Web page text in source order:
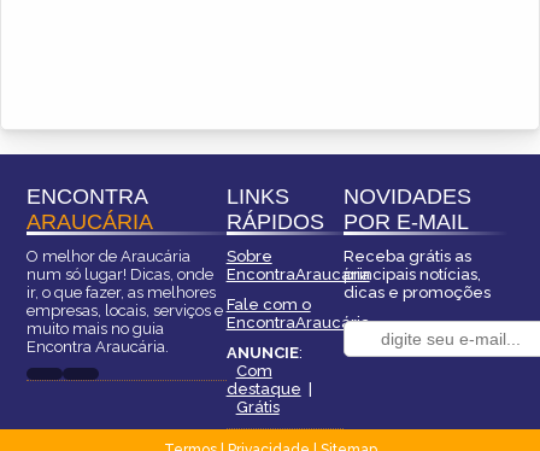
ENCONTRA
ARAUCÁRIA
O melhor de Araucária
num só lugar! Dicas, onde
ir, o que fazer, as melhores
empresas, locais, serviços e
muito mais no guia
Encontra Araucária.
LINKS
RÁPIDOS
Sobre
EncontraAraucária
Fale com o
EncontraAraucária
ANUNCIE:
Com
destaque |
Grátis
NOVIDADES
POR E-MAIL
Receba grátis as
principais notícias,
dicas e promoções